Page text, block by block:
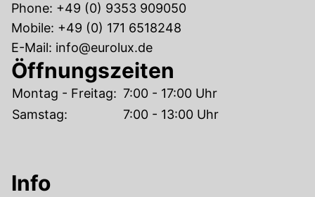
Phone: +49 (0) 9353 909050
Mobile: +49 (0) 171 6518248
E-Mail: info@eurolux.de
Öffnungszeiten
Montag - Freitag: 7:00 - 17:00 Uhr
Samstag:
7:00 - 13:00 Uhr
Info